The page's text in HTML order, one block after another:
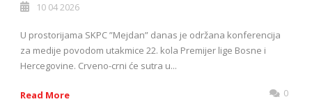
10 04 2026
U prostorijama SKPC ”Mejdan” danas je održana konferencija
za medije povodom utakmice 22. kola Premijer lige Bosne i
Hercegovine. Crveno-crni će sutra u...
Read More 0